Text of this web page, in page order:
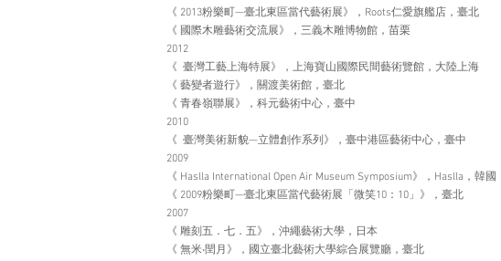
《 2013粉樂町—臺北東區當代藝術展》，Roots仁愛旗艦店，臺北
《 國際木雕藝術交流展》，三義木雕博物館，苗栗
2012
《 臺灣工藝上海特展》，上海寶山國際民間藝術覽館，大陸上海
《 藝變者遊行》，關渡美術館，臺北
《 青春嶺聯展》，科元藝術中心，臺中
2010
《 臺灣美術新貌—立體創作系列》，臺中港區藝術中心，臺中
2009
《 Haslla International Open Air Museum Symposium》，Haslla，韓國
《 2009粉樂町—臺北東區當代藝術展「微笑10：10」》，臺北
2007
《 雕刻五．七．五》，沖繩藝術大學，日本
《 無米‧閏月》，國立臺北藝術大學綜合展覽廳，臺北